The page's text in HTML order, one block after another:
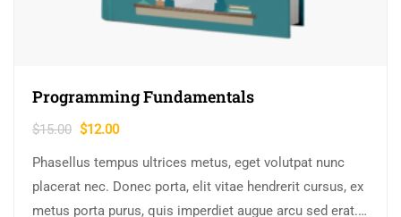
Programming Fundamentals
$15.00 $12.00
Phasellus tempus ultrices metus, eget volutpat nunc
placerat nec. Donec porta, elit vitae hendrerit cursus, ex
metus porta purus, quis imperdiet augue arcu sed erat.